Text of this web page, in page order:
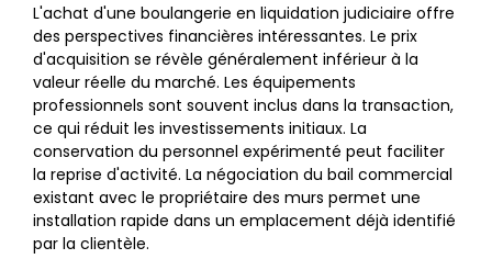
L'achat d'une boulangerie en liquidation judiciaire offre
des perspectives financières intéressantes. Le prix
d'acquisition se révèle généralement inférieur à la
valeur réelle du marché. Les équipements
professionnels sont souvent inclus dans la transaction,
ce qui réduit les investissements initiaux. La
conservation du personnel expérimenté peut faciliter
la reprise d'activité. La négociation du bail commercial
existant avec le propriétaire des murs permet une
installation rapide dans un emplacement déjà identifié
par la clientèle.